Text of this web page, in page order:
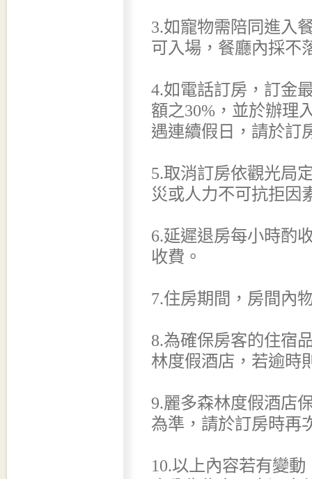
3.如寵物需陪同進入
可入場，餐廳內採不
4.如電話訂房，訂金
額之30%，並於辦理
遇連續假日，請於訂
5.取消訂房依觀光局
災或人力不可抗拒因
6.延遲退房每小時酌
收費。
7.住房期間，房間內
8.為確保房客的住宿
林度假酒店，若逾時
9.麗多森林度假酒店
為準，請於訂房時再
10.以上內容若有變